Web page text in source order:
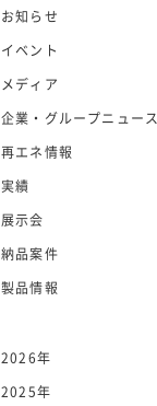
お知らせ
イベント
メディア
企業・グループニュース
再エネ情報
実績
展示会
納品案件
製品情報
2026年
2025年